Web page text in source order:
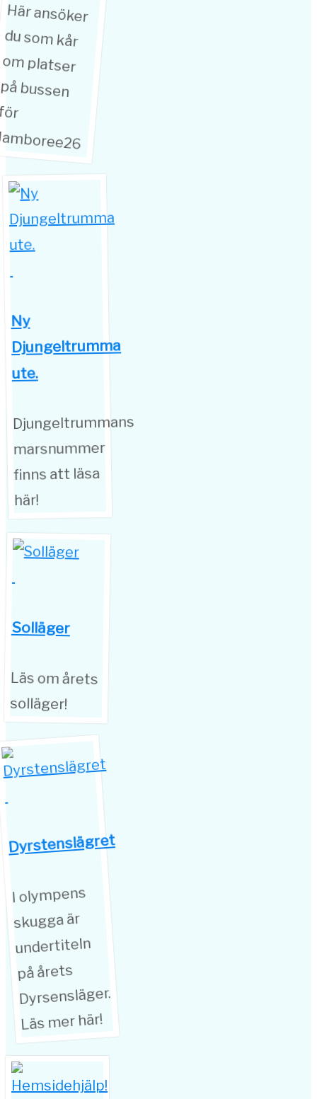
Här ansöker
du som kår
om platser
på bussen
för
Ny
Djungeltrumma
ute.
Djungeltrummans
marsnummer
finns att läsa
här!
Solläger
Läs om årets
solläger!
Dyrstenslägret
I olympens
skugga är
undertiteln
på årets
Dyrsensläger.
Läs mer här!